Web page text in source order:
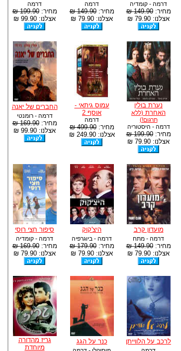
דרמה - קומדיה
מחיר:149.90 ₪
אצלנו: 79.90 ₪
דרמה
מחיר:149.90 ₪
אצלנו: 79.90 ₪
דרמה
מחיר:199.90 ₪
אצלנו: 99.90 ₪
נערת בולין
האחרת (ללא
תרגום!)
דרמה - היסטוריה
מחיר:199.90 ₪
אצלנו: 79.90 ₪
עמוס גיתאי -
אוסף 2
דרמה
מחיר:499.90 ₪
אצלנו: 249.90 ₪
החברים של יאנה
דרמה - רומנטי
מחיר:169.90 ₪
אצלנו: 99.90 ₪
מועדון קרב
דרמה - מתח
מחיר:149.90 ₪
אצלנו: 79.90 ₪
היצ'קוק
דרמה - ביוגרפיה
מחיר:179.90 ₪
אצלנו: 79.90 ₪
סיפור חצי רוסי
דרמה - קומדיה
מחיר:169.90 ₪
אצלנו: 79.90 ₪
לרכב על הלווייתן כנר על הגג
גריז מהדורה
מיוחדת